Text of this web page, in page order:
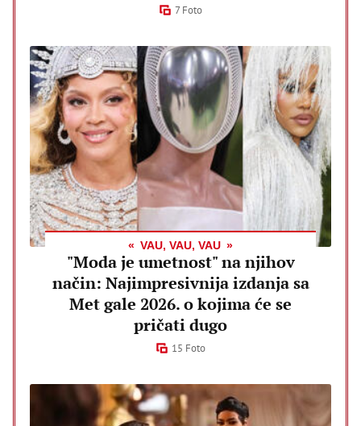
7 Foto
VAU, VAU, VAU
"Moda je umetnost" na njihov
način: Najimpresivnija izdanja sa
Met gale 2026. o kojima će se
pričati dugo
15 Foto